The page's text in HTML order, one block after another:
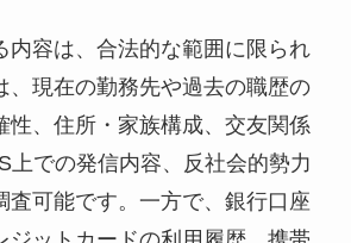
内容は、合法的な範囲に限られ
、現在の勤務先や過去の職歴の
性、住所・家族構成、交友関係
上での発信内容、反社会的勢力
査可能です。一方で、銀行口座